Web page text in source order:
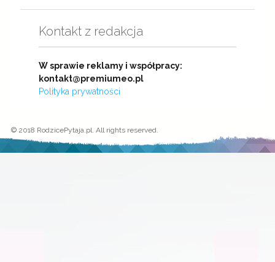
Kontakt z redakcja
W sprawie reklamy i współpracy:
kontakt@premiumeo.pl
Polityka prywatności
© 2018 RodzicePytaja.pl. All rights reserved.